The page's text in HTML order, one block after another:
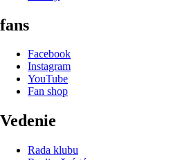
fans
Facebook
Instagram
YouTube
Fan shop
Vedenie
Rada klubu